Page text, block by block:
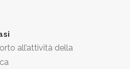
all’attività della